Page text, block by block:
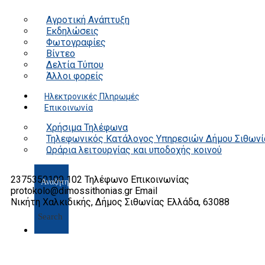
Αγροτική Ανάπτυξη
Εκδηλώσεις
Φωτογραφίες
Βίντεο
Δελτία Τύπου
Άλλοι φορείς
Ηλεκτρονικές Πληρωμές
Επικοινωνία
Χρήσιμα Τηλέφωνα
Τηλεφωνικός Κατάλογος Υπηρεσιών Δήμου
Ωράρια λειτουργίας και υποδοχής κοινού
Search
2375350100 102 Τηλέφωνο Επικοινωνίας
protokolo@dimossithonias.gr Email
Νικήτη Χαλκιδικής, Δήμος Σιθωνίας Ελλάδα, 63088